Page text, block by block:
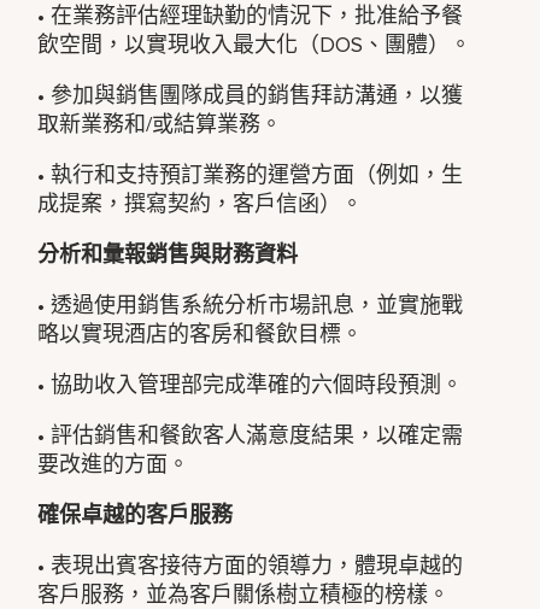
• 在業務評估經理缺勤的情況下，批准給予餐
飲空間，以實現收入最大化（DOS、團體）。
• 參加與銷售團隊成員的銷售拜訪溝通，以獲
取新業務和/或結算業務。
• 執行和支持預訂業務的運營方面（例如，生
成提案，撰寫契約，客戶信函）。
分析和彙報銷售與財務資料
• 透過使用銷售系統分析市場訊息，並實施戰
略以實現酒店的客房和餐飲目標。
• 協助收入管理部完成準確的六個時段預測。
• 評估銷售和餐飲客人滿意度結果，以確定需
要改進的方面。
確保卓越的客戶服務
• 表現出賓客接待方面的領導力，體現卓越的
客戶服務，並為客戶關係樹立積極的榜樣。